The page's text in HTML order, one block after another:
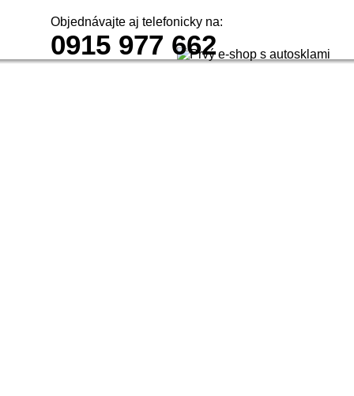
Objednávajte aj telefonicky na:
0915 977 662